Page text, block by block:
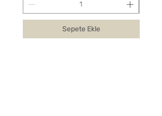
Sepete Ekle